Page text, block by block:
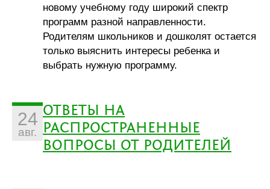
новому учебному году широкий спектр
программ разной направленности.
Родителям школьников и дошколят остается
только выяснить интересы ребенка и
выбрать нужную программу.
24
авг.
ОТВЕТЫ НА
РАСПРОСТРАНЕННЫЕ
ВОПРОСЫ ОТ РОДИТЕЛЕЙ